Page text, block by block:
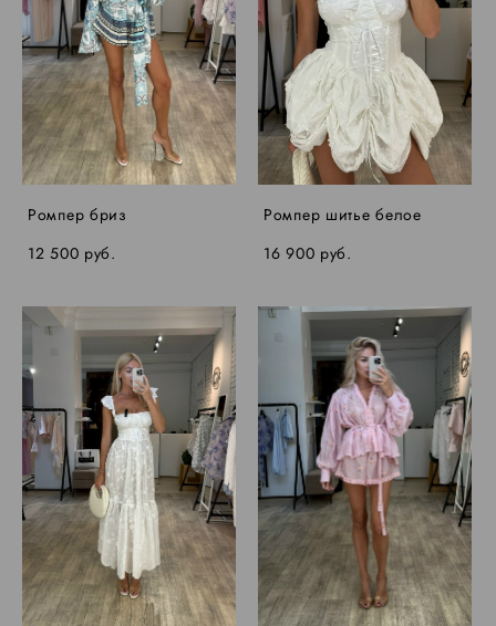
Ромпер бриз
12 500 pуб.
Ромпер шитье белое
16 900 pуб.